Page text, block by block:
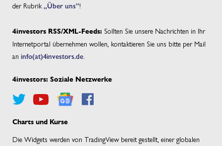
der Rubrik„Über uns”!
4investors RSS/XML-Feeds: Sollten Sie unsere Nachrichten in Ihr
Internetportal übernehmen wollen, kontaktieren Sie uns bitte per Mail
an info(at)4investors.de.
4investors: Soziale Netzwerke
Charts und Kurse
Die Widgets werden von TradingView bereit gestellt, einer globalen